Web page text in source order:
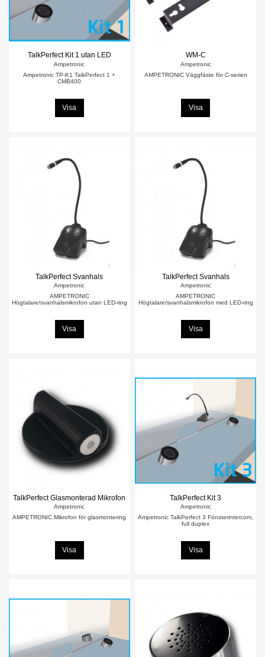
TalkPerfect Kit 1 utan LED
Ampetronic
Ampetronic TP-K1 TalkPerfect 1 +
CMB400
Visa
WM-C
Ampetronic
AMPETRONIC Väggfäste för C-serien
Visa
TalkPerfect Svanhals
Ampetronic
AMPETRONIC
Högtalare/svanhalsmikrofon utan LED-ring
Visa
TalkPerfect Svanhals
Ampetronic
AMPETRONIC
Högtalare/svanhalsmikrofon med LED-ring
Visa
TalkPerfect Glasmonterad Mikrofon
Ampetronic
AMPETRONIC Mikrofon för glasmontering
Visa
TalkPerfect Kit 3
Ampetronic
Ampetronic TalkPerfect 3 Fönsterintercom,
full duplex
Visa